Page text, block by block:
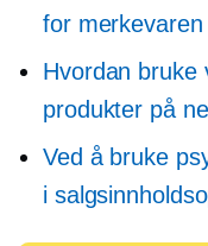
for merkevaren
Hvordan bruke
produkter på
Ved å bruke
i